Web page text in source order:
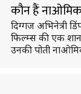
कौन हैं
दिग्गज अभिनेत्री
फिल्म्स की एक
उनकी पोती